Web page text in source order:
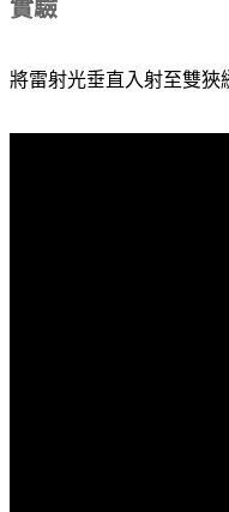
實驗
將雷射光垂直入射至雙狹